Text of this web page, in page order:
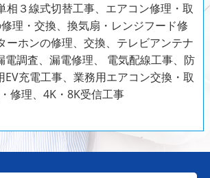
相３線式切替工事、エアコン修理・取
理・交換、換気扇・レンジフード修
ーホンの修理、交換、テレビアンテナ
調査、漏電修理、 電気配線工事、防
EV充電工事、業務用エアコン交換・取
修理、4K・8K受信工事